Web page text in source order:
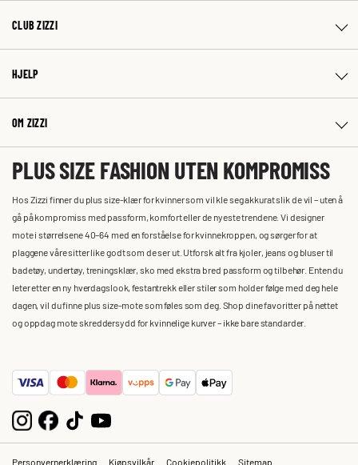
CLUB ZIZZI
HJELP
OM ZIZZI
PLUS SIZE FASHION UTEN KOMPROMISS
Hos Zizzi finner du plus size-klær for kvinner som vil kle seg akkurat slik de vil – uten å
gå på kompromiss med passform, komfort eller de nyeste trendene. Vi designer
mote i størrelsene 40–64 med en forståelse for kvinnekroppen, og sørger for at
plaggene våre sitter like godt som de ser ut. Utforsk alt fra kjoler, jeans og bluser til
badetøy, undertøy, treningsklær, sko med ekstra bred passform og tilbehør. Enten du
leter etter en ny hverdagslook, festantrekk eller stiler som holder følge med deg hele
dagen, vil du finne plus size-mote som føles som deg. Shop dine favoritter på nettet
og oppdag mote skreddersydd for kvinnelige kurver – ikke bare standarder.
Personvernerklæring Kjøpsvilkår Cookiepolitikk Sitemap